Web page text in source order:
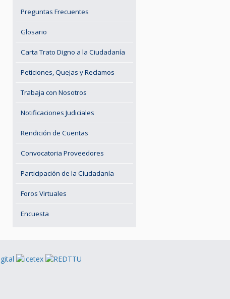
Preguntas Frecuentes
Glosario
Carta Trato Digno a la Ciudadanía
Peticiones, Quejas y Reclamos
Trabaja con Nosotros
Notificaciones Judiciales
Rendición de Cuentas
Convocatoria Proveedores
Participación de la Ciudadanía
Foros Virtuales
Encuesta